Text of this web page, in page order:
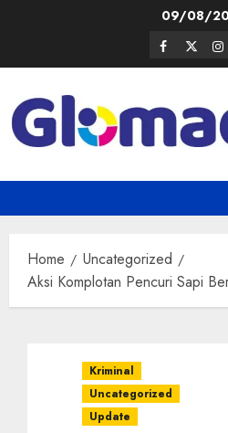
09/08/
Facebook
Twitter
Home
Uncategorized
Aksi Komplotan Pencuri Sapi
Kriminal
Uncategorized
Update